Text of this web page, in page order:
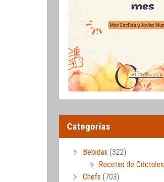
Categorías
Bebidas (322)
Recetas de Cócteles
Chefs (703)